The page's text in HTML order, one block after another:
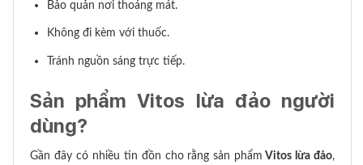
Bảo quản nơi thoáng mát.
Không đi kèm với thuốc.
Tránh nguồn sáng trực tiếp.
Sản phẩm Vitos lừa đảo người
dùng?
Gần đây có nhiều tin đồn cho rằng sản phẩm Vitos lừa đảo,